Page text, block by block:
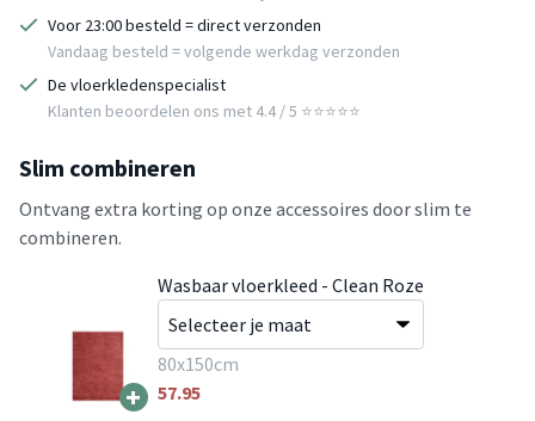
Voor 23:00 besteld = direct verzonden
Vandaag besteld = volgende werkdag verzonden
De vloerkledenspecialist
Klanten beoordelen ons met 4.4 / 5 ⭐⭐⭐⭐⭐
Slim combineren
Ontvang extra korting op onze accessoires door slim te
combineren.
+
Wasbaar vloerkleed - Clean Roze
80x150cm
57.95